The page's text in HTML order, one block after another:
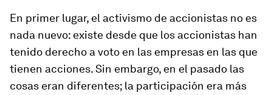
En primer lugar, el activismo de accionistas no es
nada nuevo: existe desde que los accionistas han
tenido derecho a voto en las empresas en las que
tienen acciones. Sin embargo, en el pasado las
cosas eran diferentes; la participación era más